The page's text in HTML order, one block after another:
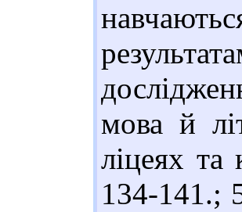
мова й
ліцеях
134-141.;